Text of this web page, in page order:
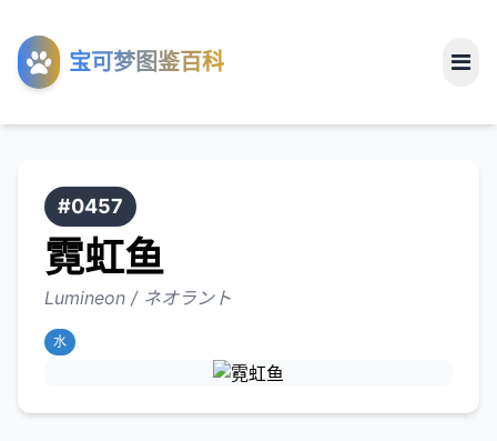
宝可梦图鉴百科
工具
关于
#0457
霓虹鱼
Lumineon / ネオラント
水